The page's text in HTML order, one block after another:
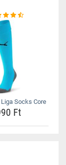
Socks Core
Ft